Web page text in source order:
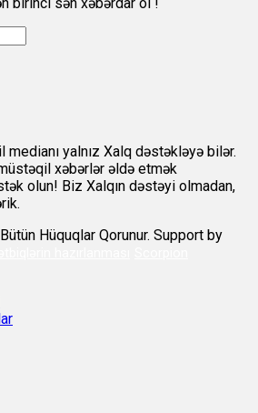
yalnız Xalq dəstəkləyə bilər.
xəbərlər əldə etmək
olun! Biz Xalqın dəstəyi olmadan,
Hüquqlar Qorunur. Support by